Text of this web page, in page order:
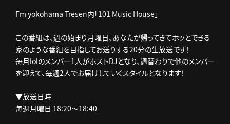
Fm yokohama Tresen内「101 Music House」
この番組は、週の始まり月曜日、あなたが帰ってきてホッとできる
家のような番組を目指してお送りする20分の生放送です！
毎月lolのメンバー1人がホストDJとなり、週替わりで他のメンバー
を迎えて、毎週2人でお届けしていくスタイルとなります！
▼放送日時
毎週月曜日 18:20～18:40